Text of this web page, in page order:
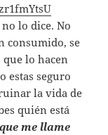
lo dice. No
consumido, se
que lo hacen
estas seguro
la vida de
quién está
me llame